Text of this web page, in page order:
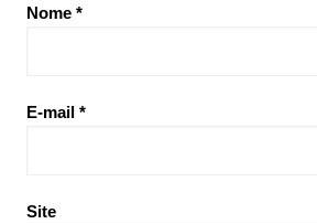
Nome *
E-mail *
Site